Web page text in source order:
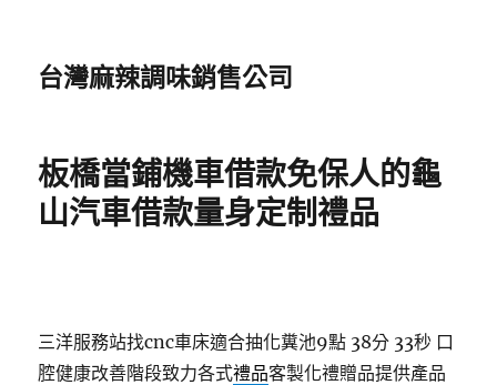
台灣麻辣調味銷售公司
板橋當鋪機車借款免保人的龜
山汽車借款量身定制禮品
三洋服務站找cnc車床適合抽化糞池9點 38分 33秒 口
腔健康改善階段致力各式禮品客製化禮贈品提供產品